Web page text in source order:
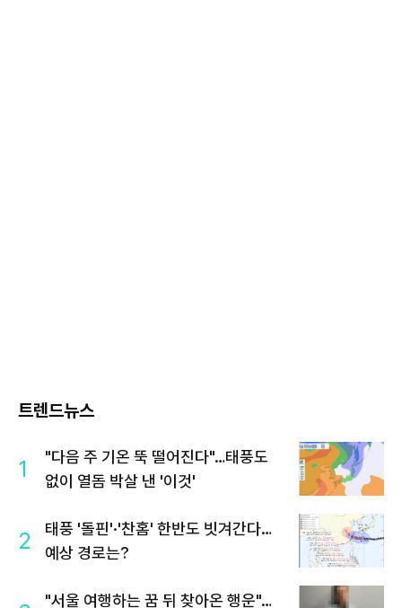
트렌드뉴스
1
"다음 주 기온 뚝 떨어진다"…태풍도
없이 열돔 박살 낸 '이것'
2
태풍 '돌핀'·'찬홈' 한반도 빗겨간다…
예상 경로는?
"서울 여행하는 꿈 뒤 찾아온 행운"…